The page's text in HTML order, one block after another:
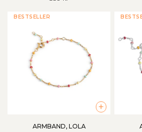
BESTSELLER
+
ARMBAND, LOLA